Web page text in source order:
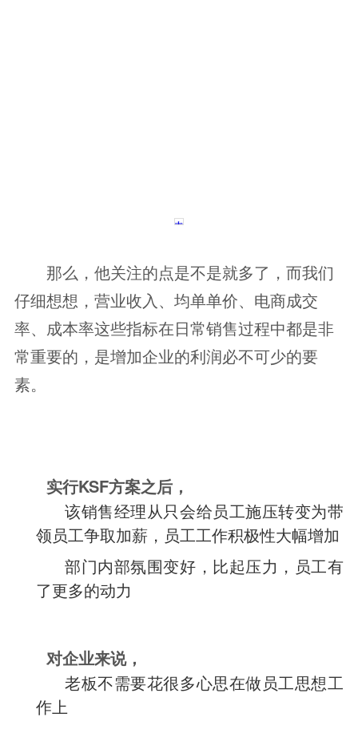
那么，他关注的点是不是就多了，而我们
仔细想想，营业收入、均单单价、电商成交
率、成本率这些指标在日常销售过程中都是非
常重要的，是增加企业的利润必不可少的要
素。
实行KSF方案之后，
该销售经理从只会给员工施压转变为带
领员工争取加薪，员工工作积极性大幅增加
部门内部氛围变好，比起压力，员工有
了更多的动力
对企业来说，
老板不需要花很多心思在做员工思想工
作上